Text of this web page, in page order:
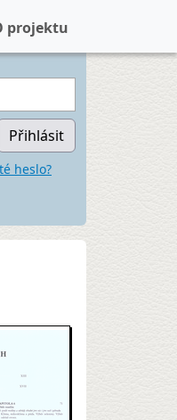
projektu
Přihlásit
heslo?